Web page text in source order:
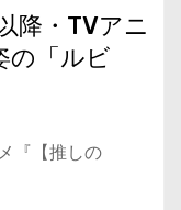
降・TVアニ
の「ルビ
『【推しの